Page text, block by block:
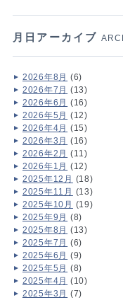
月日アーカイブ
2026年8月 (6)
2026年7月 (13)
2026年6月 (16)
2026年5月 (12)
2026年4月 (15)
2026年3月 (16)
2026年2月 (11)
2026年1月 (12)
2025年12月 (18)
2025年11月 (13)
2025年10月 (19)
2025年9月 (8)
2025年8月 (13)
2025年7月 (6)
2025年6月 (9)
2025年5月 (8)
2025年4月 (10)
2025年3月 (7)